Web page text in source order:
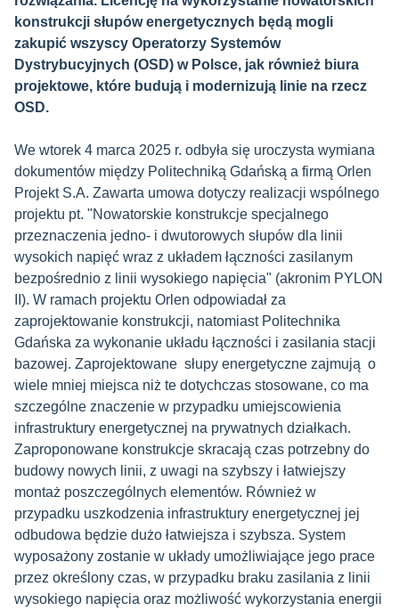
konstrukcji słupów energetycznych będą mogli
zakupić wszyscy Operatorzy Systemów
Dystrybucyjnych (OSD) w Polsce, jak również biura
projektowe, które budują i modernizują linie na rzecz
OSD.
We wtorek 4 marca 2025 r. odbyła się uroczysta wymiana
dokumentów między Politechniką Gdańską a firmą Orlen
Projekt S.A. Zawarta umowa dotyczy realizacji wspólnego
projektu pt. "Nowatorskie konstrukcje specjalnego
przeznaczenia jedno- i dwutorowych słupów dla linii
wysokich napięć wraz z układem łączności zasilanym
bezpośrednio z linii wysokiego napięcia" (akronim PYLON
II). W ramach projektu Orlen odpowiadał za
zaprojektowanie konstrukcji, natomiast Politechnika
Gdańska za wykonanie układu łączności i zasilania stacji
bazowej. Zaprojektowane słupy energetyczne zajmują o
wiele mniej miejsca niż te dotychczas stosowane, co ma
szczególne znaczenie w przypadku umiejscowienia
infrastruktury energetycznej na prywatnych działkach.
Zaproponowane konstrukcje skracają czas potrzebny do
budowy nowych linii, z uwagi na szybszy i łatwiejszy
montaż poszczególnych elementów. Również w
przypadku uszkodzenia infrastruktury energetycznej jej
odbudowa będzie dużo łatwiejsza i szybsza. System
wyposażony zostanie w układy umożliwiające jego prace
przez określony czas, w przypadku braku zasilania z linii
wysokiego napięcia oraz możliwość wykorzystania energii